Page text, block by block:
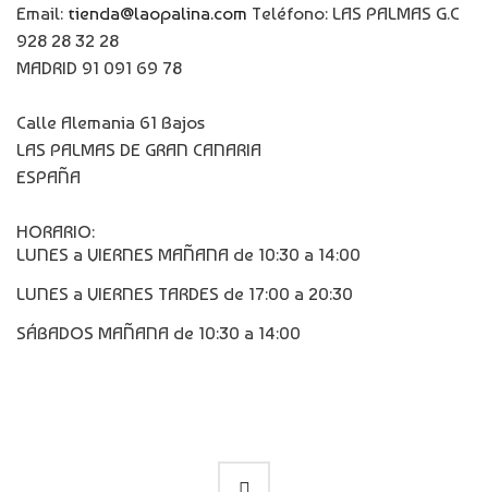
Email: tienda@laopalina.com Teléfono: LAS PALMAS G.C
928 28 32 28
MADRID 91 091 69 78
Calle Alemania 61 Bajos
LAS PALMAS DE GRAN CANARIA
ESPAÑA
HORARIO:
LUNES a VIERNES MAÑANA de 10:30 a 14:00
LUNES a VIERNES TARDES de 17:00 a 20:30
SÁBADOS MAÑANA de 10:30 a 14:00